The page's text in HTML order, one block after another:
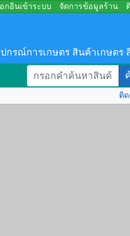
กอินเข้าระบบ จัดการข้อมูลร้าน
รณ์การเกษตร สินค้าเกษตร
ติ